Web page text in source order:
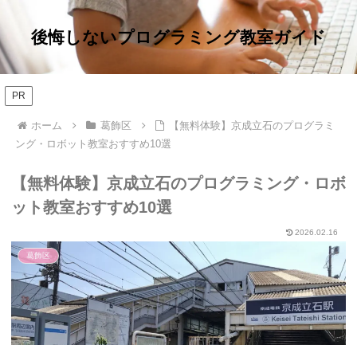
後悔しないプログラミング教室ガイド
PR
ホーム 葛飾区
【無料体験】京成立石のプログラミ
ング・ロボット教室おすすめ10選
【無料体験】京成立石のプログラミング・ロボ
ット教室おすすめ10選
2026.02.16
葛飾区